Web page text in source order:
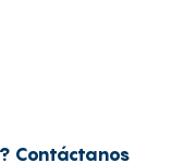
Contáctanos